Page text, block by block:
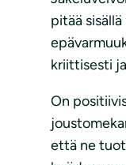
pitää
kriittisesti
On
että ne